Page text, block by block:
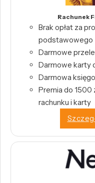
Rachunek
Brak opłat za
podstawowego
Darmowe
Darmowe karty
Darmowa
Premia do 1500
rachunku i karty